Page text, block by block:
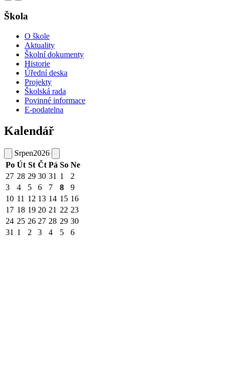
Škola
O škole
Aktuality
Školní dokumenty
Historie
Úřední deska
Projekty
Školská rada
Povinné informace
E-podatelna
Kalendář
Srpen2026
Po Út St Čt Pá So Ne
27 28 29 30 31 1
2
3
4 5 6 7 8
9
10 11 12 13 14 15 16
17 18 19 20 21 22 23
24 25 26 27 28 29 30
31 1 2 3 4 5 6